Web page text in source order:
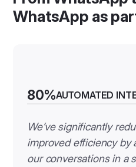
LEARN MORE
WhatsApp as
80%AUTOMATED
We’ve significantly
improved efficiency by
our conversations in a